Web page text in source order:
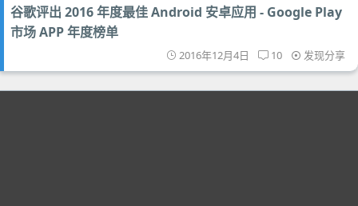
谷歌评出 2016 年度最佳 Android 安卓应用 - Google Play
市场 APP 年度榜单
2016年12月4日 10 发现分享